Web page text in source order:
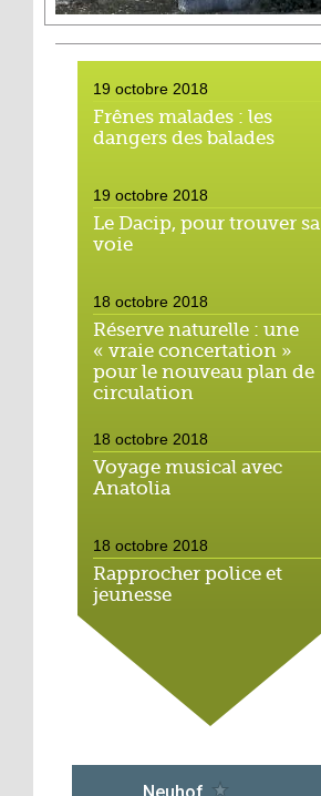
19 octobre 2018
Frênes malades : les
dangers des balades
19 octobre 2018
Le Dacip, pour trouver sa
voie
18 octobre 2018
Réserve naturelle : une
« vraie concertation »
pour le nouveau plan de
circulation
18 octobre 2018
Voyage musical avec
Anatolia
18 octobre 2018
Rapprocher police et
jeunesse
18 octobre 2018
Un jardin face aux
obstacles
Jouer à Fifa à la